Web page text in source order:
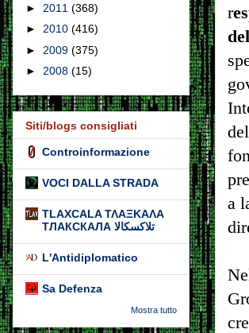
r
a
► 2011 (368)
► 2010 (416)
► 2009 (375)
► 2008 (15)
Siti/blogs consigliati
Controinformazione
VOCI DALLA STRADA
TLAXCALA ΤΛΑΞΚΑΛΑ
ТЛАКСКАЛА تلاكسكالا
L'Antidiplomatico
Sa Defenza
Mostra tutto